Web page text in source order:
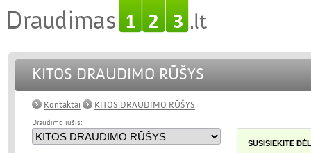
KITOS DRAUDIMO RŪŠYS
Kontaktai KITOS DRAUDIMO RŪŠYS
Draudimo rūšis:
SUSISIEKITE